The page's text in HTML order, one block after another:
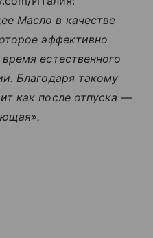
Масло в качестве
эффективно
естественного
Благодаря такому
как после отпуска —